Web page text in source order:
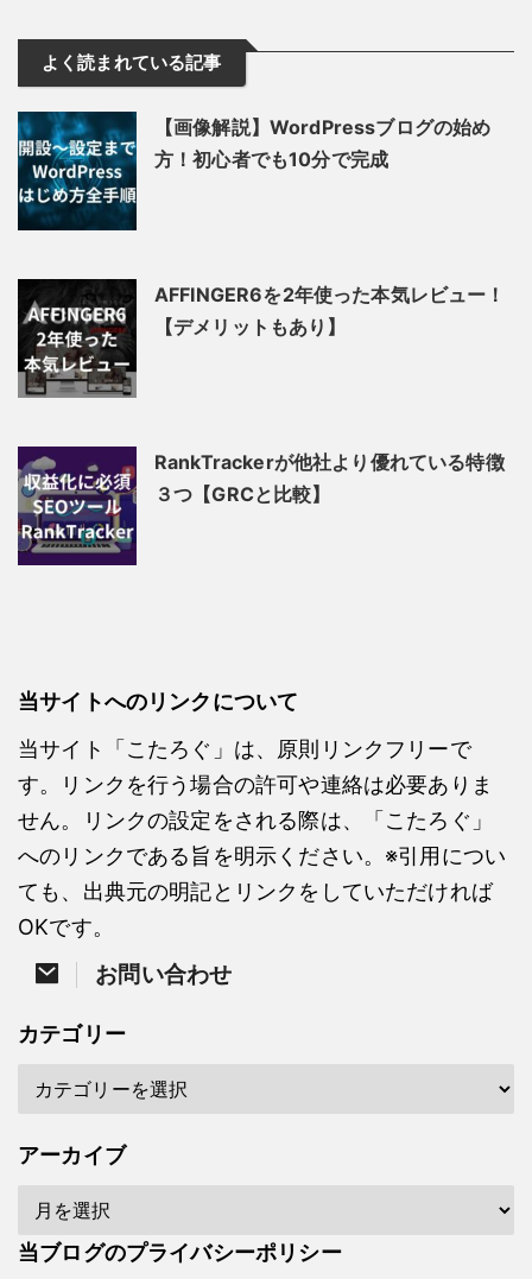
よく読まれている記事
【画像解説】WordPressブログの始め
方！初心者でも10分で完成
AFFINGER6を2年使った本気レビュー！
【デメリットもあり】
RankTrackerが他社より優れている特徴
３つ【GRCと比較】
当サイトへのリンクについて
当サイト「こたろぐ」は、原則リンクフリーで
す。リンクを行う場合の許可や連絡は必要ありま
せん。リンクの設定をされる際は、「こたろぐ」
へのリンクである旨を明示ください。※引用につい
ても、出典元の明記とリンクをしていただければ
OKです。
お問い合わせ
カテゴリー
アーカイブ
当ブログのプライバシーポリシー